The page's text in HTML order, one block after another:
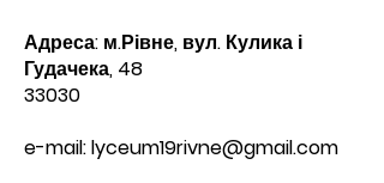
Адреса: м.Рівне, вул. Кулика і
Гудачека, 48
33030
e-mail:lyceum19rivne@gmail.com